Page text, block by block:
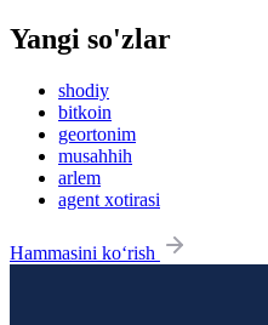
Yangi so'zlar
shodiy
bitkoin
geortonim
musahhih
arlem
agent xotirasi
Hammasini ko‘rish